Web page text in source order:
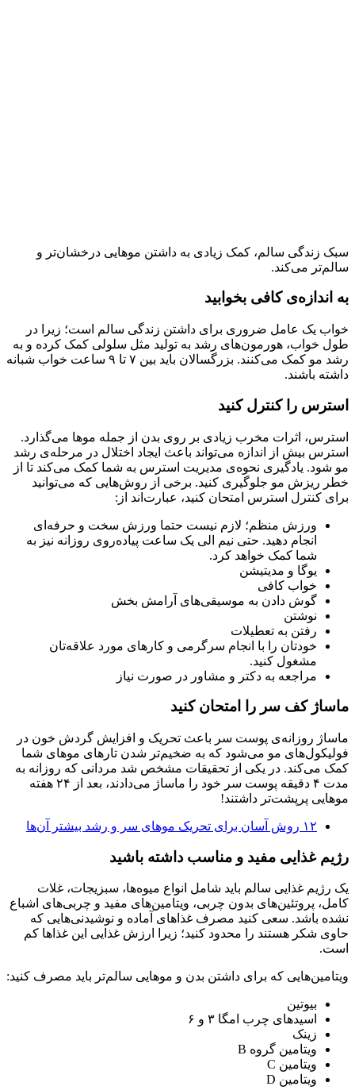
سبک زندگی سالم، کمک زیادی به داشتن موهایی درخشان‌تر و
سالم‌تر می‌کند.
به اندازه‌ی کافی بخوابید
خواب یک عامل ضروری برای داشتن زندگی سالم است؛ زیرا در
طول خواب، هورمون‌های رشد به تولید مثل سلولی کمک کرده و به
رشد مو کمک می‌کنند. بزرگسالان باید بین ۷ تا ۹ ساعت خواب شبانه
داشته باشند.
استرس را کنترل کنید
استرس، اثرات مخرب زیادی بر روی بدن از جمله موها می‌گذارد.
استرس بیش از اندازه می‌تواند باعث ایجاد اختلال در مرحله‌ی رشد
مو شود. یادگیری نحوه‌ی مدیریت استرس به شما کمک می‌کند تا از
خطر ریزش مو جلوگیری کنید. برخی از روش‌هایی که می‌توانید
برای کنترل استرس امتحان کنید، عبارت‌اند از:
ورزش منظم؛ لازم نیست حتما ورزش سخت و حرفه‌ای
انجام دهید. حتی نیم الی یک ساعت پیاده‌روی روزانه نیز به
شما کمک خواهد کرد.
یوگا و مدیتیشن
خواب کافی
گوش دادن به موسیقی‌های آرامش بخش
نوشتن
رفتن به تعطیلات
خودتان را با انجام سرگرمی و کارهای مورد علاقه‌تان
مشغول کنید.
مراجعه به دکتر و مشاور در صورت نیاز
ماساژ کف سر را امتحان کنید
ماساژ روزانه‌ی پوست سر باعث تحریک و افزایش گردش خون در
فولیکول‌های مو می‌شود که به ضخیم‌تر شدن تارهای موهای شما
کمک می‌کند. در یکی از تحقیقات مشخص شد مردانی که روزانه به
مدت ۴ دقیقه پوست سر خود را ماساژ می‌دادند، بعد از ۲۴ هفته
موهایی پرپشت‌تر داشتند!
۱۲ روش آسان برای تحریک موهای سر و رشد بیشتر آن‌ها
رژیم غذایی مفید و مناسب داشته باشید
یک رژیم غذایی سالم باید شامل انواع میوه‌ها، سبزیجات، غلات
کامل، پروتئین‌های بدون چربی، ویتامین‌های مفید و چربی‌های اشباع
نشده باشد. سعی کنید مصرف غذاهای آماده و نوشیدنی‌هایی که
حاوی شکر هستند را محدود کنید؛ زیرا ارزش غذایی این غذاها کم
است.
ویتامین‌هایی که برای داشتن بدن و موهایی سالم‌تر باید مصرف کنید:
بیوتین
اسیدهای چرب امگا ۳ و ۶
زینک
ویتامین گروه B
ویتامین C
ویتامین D